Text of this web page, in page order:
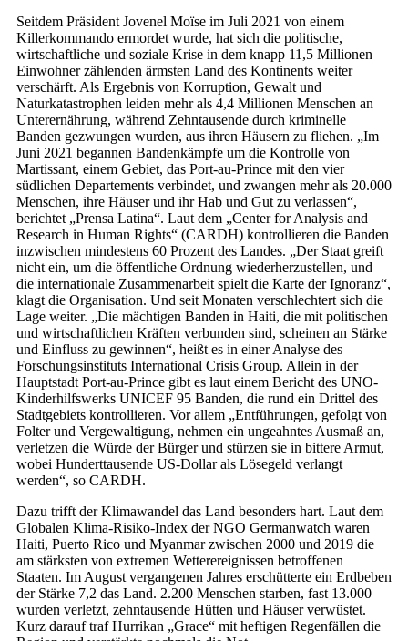
Seitdem Präsident Jovenel Moïse im Juli 2021 von einem
Killerkommando ermordet wurde, hat sich die politische,
wirtschaftliche und soziale Krise in dem knapp 11,5 Millionen
Einwohner zählenden ärmsten Land des Kontinents weiter
verschärft. Als Ergebnis von Korruption, Gewalt und
Naturkatastrophen leiden mehr als 4,4 Millionen Menschen an
Unterernährung, während Zehntausende durch kriminelle
Banden gezwungen wurden, aus ihren Häusern zu fliehen. „Im
Juni 2021 begannen Bandenkämpfe um die Kon­trolle von
Martissant, einem Gebiet, das Port-au-Prince mit den vier
südlichen Departements verbindet, und zwangen mehr als 20.000
Menschen, ihre Häuser und ihr Hab und Gut zu verlassen“,
berichtet „Prensa Latina“. Laut dem „Center for Analysis and
Research in Human Rights“ (CARDH) kontrollieren die Banden
inzwischen mindestens 60 Prozent des Landes. „Der Staat greift
nicht ein, um die öffentliche Ordnung wiederherzustellen, und
die internationale Zusammenarbeit spielt die Karte der Ignoranz“,
klagt die Organisation. Und seit Monaten verschlechtert sich die
Lage weiter. „Die mächtigen Banden in Haiti, die mit politischen
und wirtschaftlichen Kräften verbunden sind, scheinen an Stärke
und Einfluss zu gewinnen“, heißt es in einer Analyse des
Forschungsinstituts International Crisis Group. Allein in der
Hauptstadt Port-au-Prince gibt es laut einem Bericht des UNO-
Kinderhilfswerks UNICEF 95 Banden, die rund ein Drittel des
Stadtgebiets kontrollieren. Vor allem „Entführungen, gefolgt von
Folter und Vergewaltigung, nehmen ein ungeahntes Ausmaß an,
verletzen die Würde der Bürger und stürzen sie in bittere Armut,
wobei Hunderttausende US-Dollar als Lösegeld verlangt
werden“, so CARDH.
Dazu trifft der Klimawandel das Land besonders hart. Laut dem
Globalen Klima-Risiko-Index der NGO Germanwatch waren
Haiti, Puerto Rico und Myanmar zwischen 2000 und 2019 die
am stärksten von extremen Wetterereignissen betroffenen
Staaten. Im August vergangenen Jahres erschütterte ein Erdbeben
der Stärke 7,2 das Land. 2.200 Menschen starben, fast 13.000
wurden verletzt, zehntausende Hütten und Häuser verwüstet.
Kurz darauf traf Hurrikan „Grace“ mit heftigen Regenfällen die